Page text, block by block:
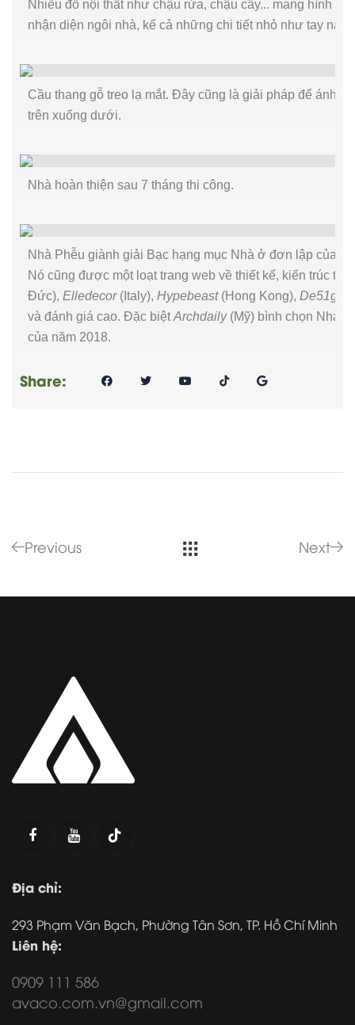
Nhiều đồ nội thất như chậu rửa, chậu cây... mang hình
nhận diện ngôi nhà, kể cả những chi tiết nhỏ như tay
Cầu thang gỗ treo lạ mắt. Đây cũng là giải pháp để ánh
trên xuống dưới.
Nhà hoàn thiện sau 7 tháng thi công.
Nhà Phễu giành giải Bạc hạng mục Nhà ở đơn lập của
Nó cũng được một loạt trang web về thiết kế, kiến trúc
Đức), Elledecor(Italy), Hypebeast(Hong Kong), De51gn
và đánh giá cao. Đặc biệt Archdaily (Mỹ) bình chọn Nhà
của năm 2018.
Share:
Previous Next
Địa chỉ:
293 Phạm Văn Bạch, Phường Tân Sơn, TP. Hồ Chí Minh
Liên hệ:
0909 111 586
avaco.com.vn@gmail.com